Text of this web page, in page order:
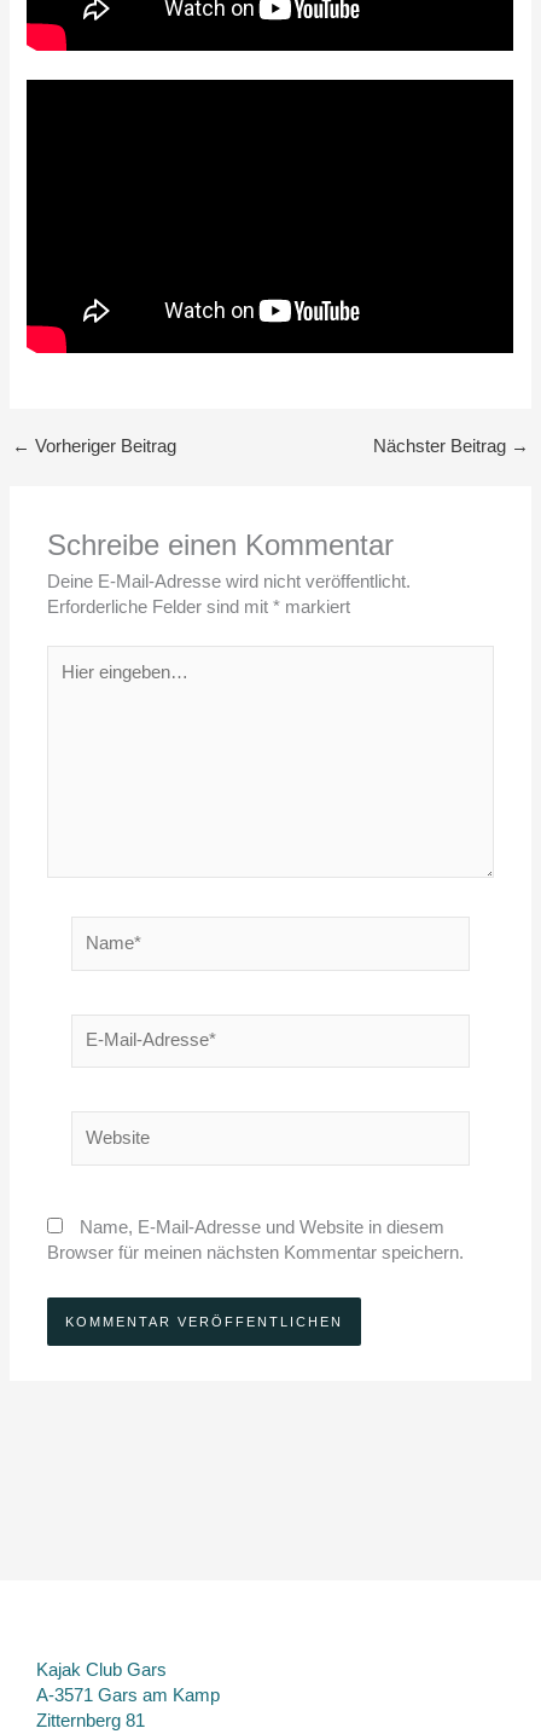
← Vorheriger Beitrag Nächster Beitrag →
Schreibe einen Kommentar
Deine E-Mail-Adresse wird nicht veröffentlicht.
Erforderliche Felder sind mit* markiert
eingeben…
Mail-
Name, E-Mail-Adresse und Website in diesem
Browser für meinen nächsten Kommentar speichern.
Kajak Club Gars
A-3571 Gars am Kamp
Zitternberg 81